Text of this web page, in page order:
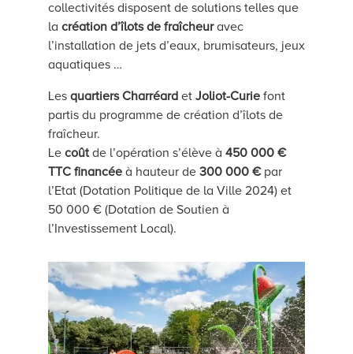
collectivités disposent de solutions telles que
la création d’îlotsde fraîcheuravec
l’installation de jets d’eaux, brumisateurs, jeux
aquatiques …
Les quartiers Charréardet Joliot-Curiefont
partis du programme de création d’îlots de
fraîcheur.
Le coûtde l’opération s’élève à 450 000 €
TTC financéeà hauteur de 300 000 €par
l’Etat (Dotation Politique de la Ville 2024) et
50 000 € (Dotation de Soutien à
l’Investissement Local).